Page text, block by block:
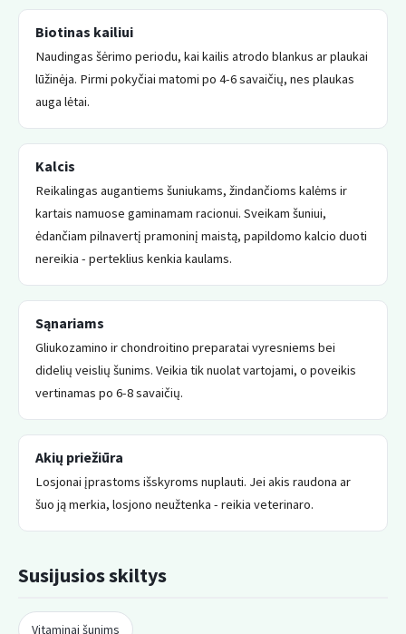
Biotinas kailiui
Naudingas šėrimo periodu, kai kailis atrodo blankus ar plaukai
lūžinėja. Pirmi pokyčiai matomi po 4-6 savaičių, nes plaukas
auga lėtai.
Kalcis
Reikalingas augantiems šuniukams, žindančioms kalėms ir
kartais namuose gaminamam racionui. Sveikam šuniui,
ėdančiam pilnavertį pramoninį maistą, papildomo kalcio duoti
nereikia - perteklius kenkia kaulams.
Sąnariams
Gliukozamino ir chondroitino preparatai vyresniems bei
didelių veislių šunims. Veikia tik nuolat vartojami, o poveikis
vertinamas po 6-8 savaičių.
Akių priežiūra
Losjonai įprastoms išskyroms nuplauti. Jei akis raudona ar
šuo ją merkia, losjono neužtenka - reikia veterinaro.
Susijusios skiltys
Vitaminai šunims